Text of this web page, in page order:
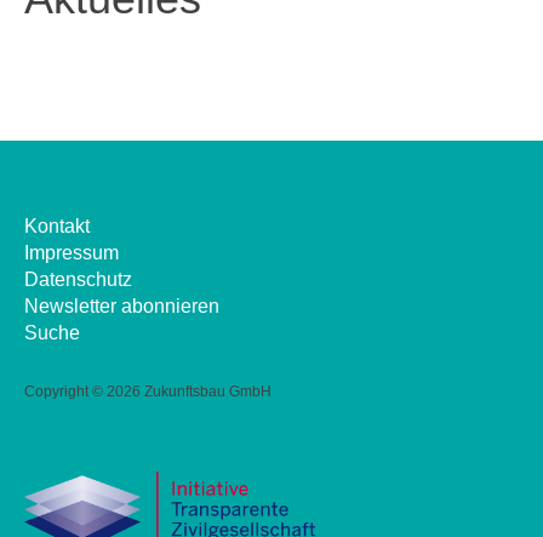
Kontakt
Impressum
Datenschutz
Newsletter abonnieren
Suche
Copyright © 2026 Zukunftsbau GmbH